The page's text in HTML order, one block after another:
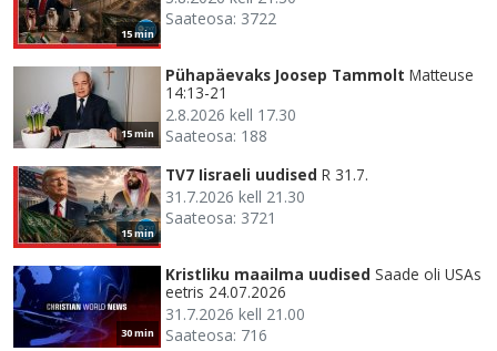
15 min
Saateosa: 3722
15 min
Pühapäevaks Joosep Tammolt Matteuse
14:13-21
2.8.2026 kell 17.30
Saateosa: 188
15 min
TV7 Iisraeli uudised R 31.7.
31.7.2026 kell 21.30
Saateosa: 3721
30 min
Kristliku maailma uudised Saade oli USAs
eetris 24.07.2026
31.7.2026 kell 21.00
Saateosa: 716